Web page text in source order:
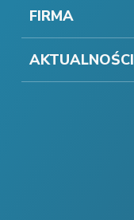
FIRMA
AKTUALNOŚCI